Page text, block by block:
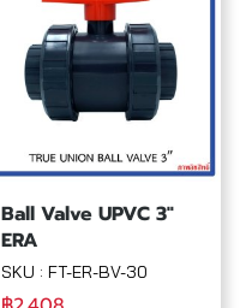
Ball Valve UPVC 3"
ERA
SKU : FT-ER-BV-30